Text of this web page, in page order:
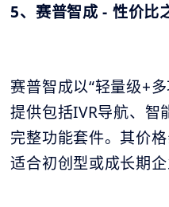
5、赛普智成 - 性价比
赛普智成以“轻量级+多
提供包括IVR导航、智
完整功能套件。其价
适合初创型或成长期企